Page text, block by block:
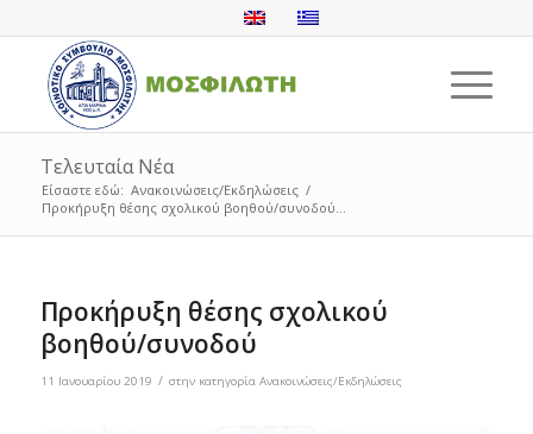
Τελευταία Νέα
Είσαστε εδώ: Ανακοινώσεις/Εκδηλώσεις /
Προκήρυξη θέσης σχολικού βοηθού/συνοδού...
Προκήρυξη θέσης σχολικού
βοηθού/συνοδού
11 Ιανουαρίου 2019 / στην κατηγορία Ανακοινώσεις/Εκδηλώσεις